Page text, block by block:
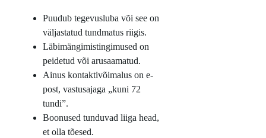
Puudub tegevusluba või see on
väljastatud tundmatus riigis.
Läbimängimistingimused on
peidetud või arusaamatud.
Ainus kontaktivõimalus on e-
post, vastusajaga „kuni 72
tundi”.
Boonused tunduvad liiga head,
et olla tõesed.